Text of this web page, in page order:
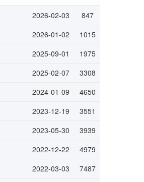
2026-02-03
847
2026-01-02
1015
2025-09-01
1975
2025-02-07
3308
2024-01-09
4650
2023-12-19
3551
2023-05-30
3939
2022-12-22
4979
2022-03-03
7487